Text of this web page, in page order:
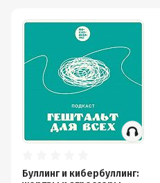
Буллинг и кибербуллинг: